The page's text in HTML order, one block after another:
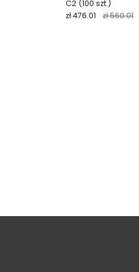
C2 (100 szt.)
zł 476.01 zł 560.01